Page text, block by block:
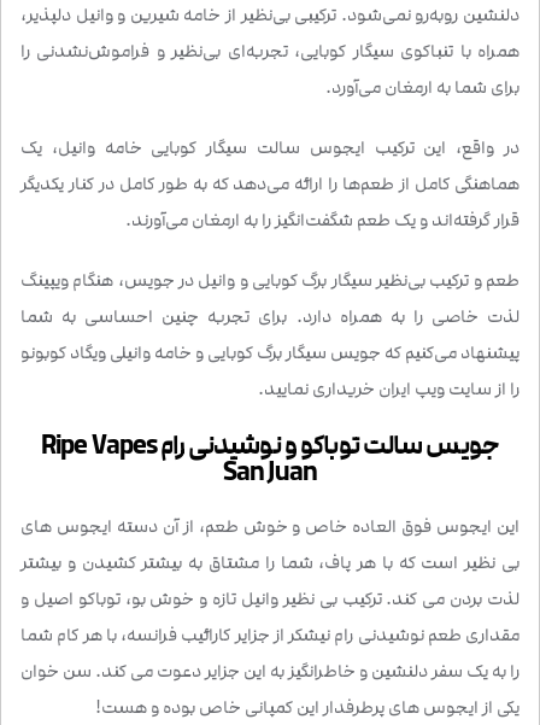
دلنشین روبه‌رو نمی‌شود. ترکیبی بی‌نظیر از خامه شیرین و وانیل دلپذیر،
همراه با تنباکوی سیگار کوبایی، تجربه‌ای بی‌نظیر و فراموش‌نشدنی را
برای شما به ارمغان می‌آورد.
در واقع، این ترکیب ایجوس سالت سیگار کوبایی خامه وانیل، یک
هماهنگی کامل از طعم‌ها را ارائه می‌دهد که به طور کامل در کنار یکدیگر
قرار گرفته‌اند و یک طعم شگفت‌انگیز را به ارمغان می‌آورند.
طعم و ترکیب بی‌نظیر سیگار برگ کوبایی و وانیل در جویس، هنگام ویپینگ
لذت خاصی را به همراه دارد. برای تجربه چنین احساسی به شما
پیشنهاد می‌کنیم که جویس سیگار برگ کوبایی و خامه وانیلی ویگاد کوبونو
را از سایت ویپ ایران خریداری نمایید.
جویس سالت توباکو و نوشیدنی رام Ripe Vapes
San Juan
این ایجوس فوق العاده خاص و خوش طعم، از آن دسته ایجوس های
بی نظیر است که با هر پاف، شما را مشتاق به بیشتر کشیدن و بیشتر
لذت بردن می کند. ترکیب بی نظیر وانیل تازه و خوش بو، توباکو اصیل و
مقداری طعم نوشیدنی رام نیشکر از جزایر کارائیب فرانسه، با هر کام شما
را به یک سفر دلنشین و خاطرانگیز به این جزایر دعوت می کند. سن خوان
یکی از ایجوس های پرطرفدار این کمپانی خاص بوده و هست!